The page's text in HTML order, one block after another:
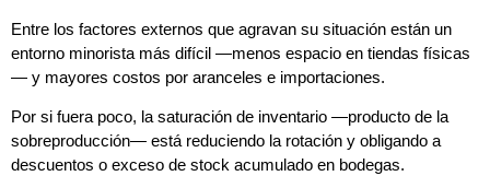
Entre los factores externos que agravan su situación están un
entorno minorista más difícil —menos espacio en tiendas físicas
— y mayores costos por aranceles e importaciones.
Por si fuera poco, la saturación de inventario —producto de la
sobreproducción— está reduciendo la rotación y obligando a
descuentos o exceso de stock acumulado en bodegas.